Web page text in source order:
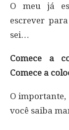
O meu já
escrever
sei…
Comece a
Comece a
O importante,
você saiba